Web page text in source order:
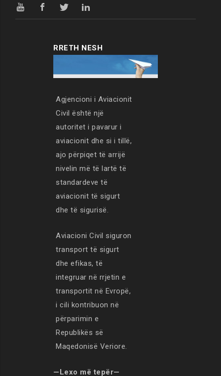
RRETH NESH
Agjencioni i Aviacionit
Civil është një
autoritet i pavarur i
aviacionit dhe si i tillë,
ajo përpiqet të arrijë
nivelin më të lartë të
standardeve të
aviacionit të sigurt
dhe të sigurisë.
Aviacioni Civil siguron
transport të sigurt
dhe efikas, të
integruar në rrjetin e
transportit në Evropë,
i cili kontribuon në
përparimin e
Republikës së
Maqedonisë Veriore.
—Lexo më tepër—